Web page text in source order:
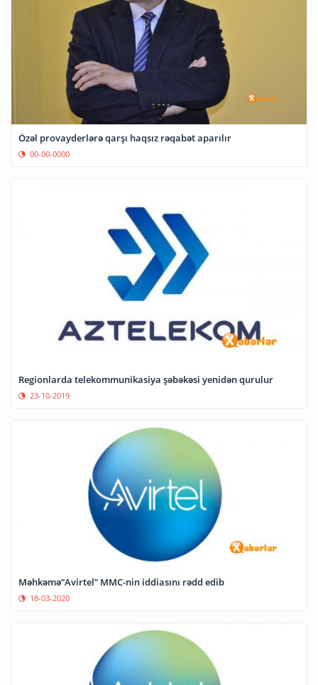
Özəl provayderlərə qarşı haqsız rəqabət aparılır
00-00-0000
Regionlarda telekommunikasiya şəbəkəsi yenidən qurulur
23-10-2019
Məhkəmə“Avirtel” MMC-nin iddiasını rədd edib
18-03-2020